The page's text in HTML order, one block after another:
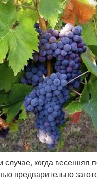
когда весенняя
предварительно